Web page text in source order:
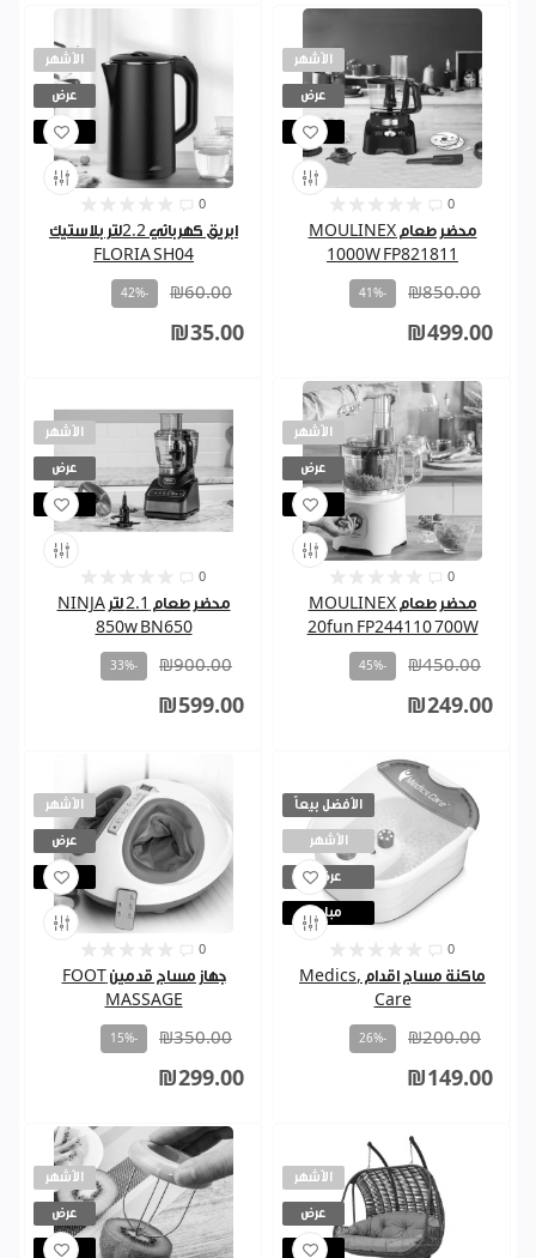
الأشهر
عرض
مباع
0
ابريق كهربائي 2.2لتر بلاستيك
FLORIA SH04
₪60.00
-42%
₪35.00
الأشهر
عرض
مباع
0
محضر طعام MOULINEX
1000W FP821811
₪850.00
-41%
₪499.00
الأشهر
عرض
مباع
0
محضر طعام 2.1 لتر NINJA
850w BN650
₪900.00
-33%
₪599.00
الأشهر
عرض
مباع
0
محضر طعام MOULINEX
20fun FP244110 700W
₪450.00
-45%
₪249.00
الأشهر
عرض
مباع
0
جهاز مساج قدمين FOOT
MASSAGE
₪350.00
-15%
₪299.00
الأفضل بيعاً
الأشهر
عرض
مباع
0
ماكنة مساج اقدام ,Medics
Care
₪200.00
-26%
₪149.00
الأشهر
عرض
مباع
الأشهر
عرض
مباع